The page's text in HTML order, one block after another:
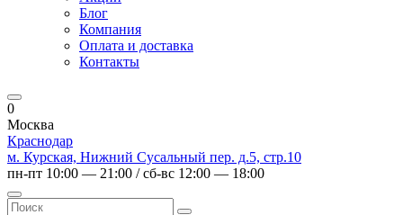
Блог
Компания
Оплата и доставка
Контакты
0
Москва
Краснодар
м. Курская, Нижний Сусальный пер. д.5, стр.10
пн-пт 10:00 — 21:00 / сб-вс 12:00 — 18:00